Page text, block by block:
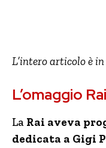
L’intero articolo è
L’omaggio
La Rai aveva
dedicata a Gigi